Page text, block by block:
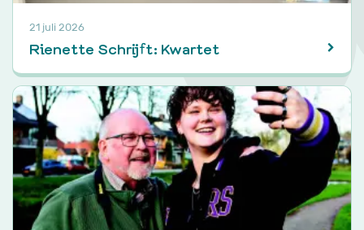
21 juli 2026
Rienette Schrijft: Kwartet